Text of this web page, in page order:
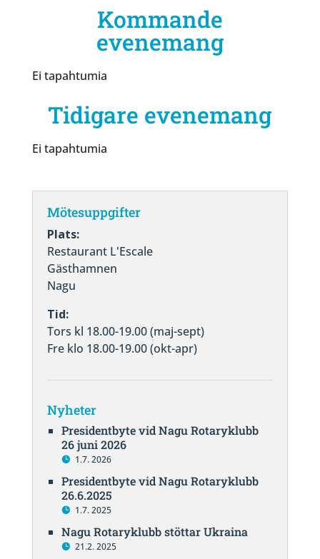
Kommande
evenemang
Ei tapahtumia
Tidigare evenemang
Ei tapahtumia
Mötesuppgifter
Plats:
Restaurant L'Escale
Gästhamnen
Nagu
Tid:
Tors kl 18.00-19.00 (maj-sept)
Fre klo 18.00-19.00 (okt-apr)
Nyheter
Presidentbyte vid Nagu Rotaryklubb
26 juni 2026
1.7. 2026
Presidentbyte vid Nagu Rotaryklubb
26.6.2025
1.7. 2025
Nagu Rotaryklubb stöttar Ukraina
21.2. 2025